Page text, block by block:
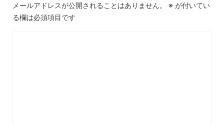
メールアドレスが公開されることはありません。 ※ が付いてい
る欄は必須項目です